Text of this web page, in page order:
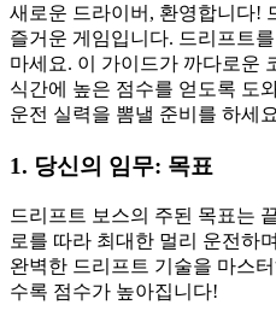
새로운 드라이버, 환영합니다!
즐거운 게임입니다. 드리프트
마세요. 이 가이드가 까다로운
식간에 높은 점수를 얻도록 도
운전 실력을 뽐낼 준비를 하세
1. 당신의 임무: 목표
드리프트 보스의 주된 목표는
로를 따라 최대한 멀리 운전하
완벽한 드리프트 기술을 마스
수록 점수가 높아집니다!